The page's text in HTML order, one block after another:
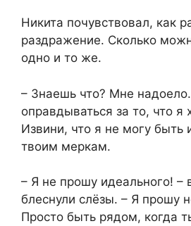
Никита почувствовал, как
раздражение. Сколько
одно и то же.
– Знаешь что? Мне
оправдываться за то, что я
Извини, что я не могу быть
твоим меркам.
– Я не прошу идеального! –
блеснули слёзы. – Я прошу
Просто быть рядом, когда